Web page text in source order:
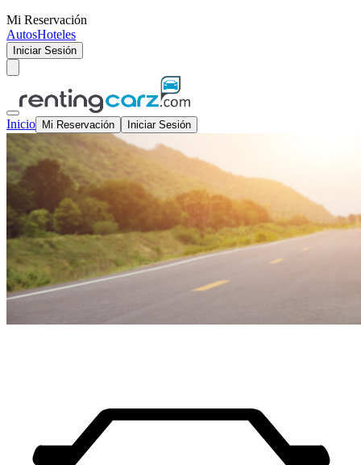
Mi Reservación
AutosHoteles
Iniciar Sesión
Inicio Mi Reservación Iniciar Sesión